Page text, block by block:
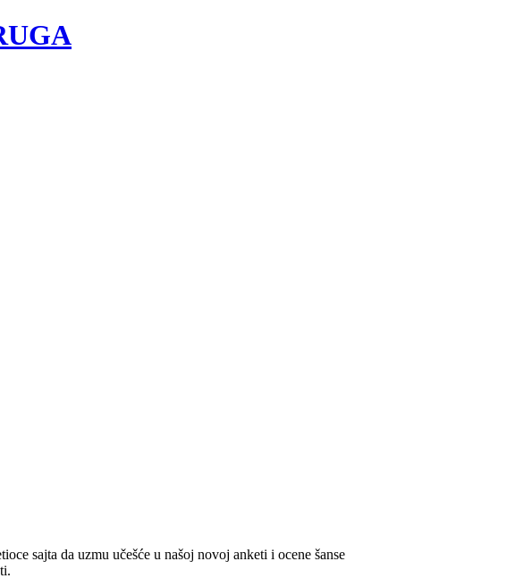
sajta da uzmu učešće u našoj novoj anketi i ocene šanse